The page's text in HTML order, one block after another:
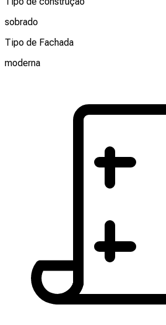
sobrado
Tipo de Fachada
moderna